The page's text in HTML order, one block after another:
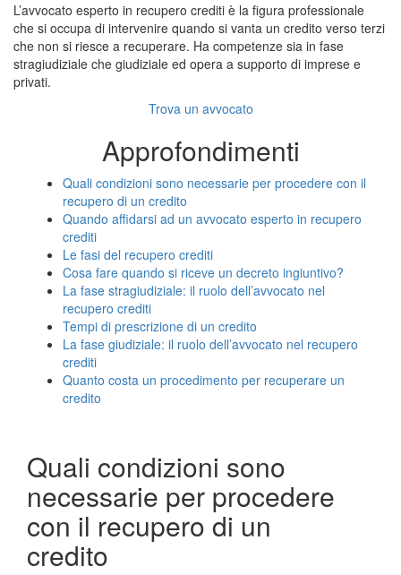
L’avvocato esperto in recupero crediti è la figura professionale
che si occupa di intervenire quando si vanta un credito verso terzi
che non si riesce a recuperare. Ha competenze sia in fase
stragiudiziale che giudiziale ed opera a supporto di imprese e
privati.
Trova un avvocato
Approfondimenti
Quali condizioni sono necessarie per procedere con il
recupero di un credito
Quando affidarsi ad un avvocato esperto in recupero
crediti
Le fasi del recupero crediti
Cosa fare quando si riceve un decreto ingiuntivo?
La fase stragiudiziale: il ruolo dell’avvocato nel
recupero crediti
Tempi di prescrizione di un credito
La fase giudiziale: il ruolo dell’avvocato nel recupero
crediti
Quanto costa un procedimento per recuperare un
credito
Quali condizioni sono
necessarie per procedere
con il recupero di un
credito